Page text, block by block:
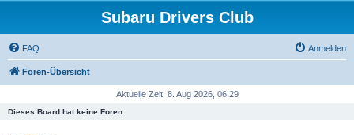
Subaru Drivers Club
FAQ Anmelden
Foren-Übersicht
Aktuelle Zeit: 8. Aug 2026, 06:29
Dieses Board hat keine Foren.